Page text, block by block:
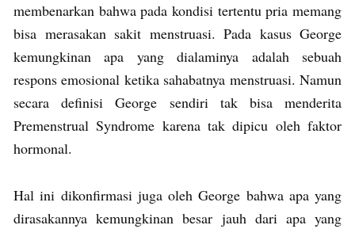
membenarkan bahwa pada kondisi tertentu pria memang
bisa merasakan sakit menstruasi. Pada kasus George
kemungkinan apa yang dialaminya adalah sebuah
respons emosional ketika sahabatnya menstruasi. Namun
secara definisi George sendiri tak bisa menderita
Premenstrual Syndrome karena tak dipicu oleh faktor
hormonal.
Hal ini dikonfirmasi juga oleh George bahwa apa yang
dirasakannya kemungkinan besar jauh dari apa yang